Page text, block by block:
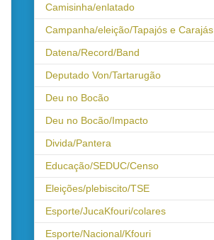
Camisinha/enlatado
Campanha/eleição/Tapajós e Carajás
Datena/Record/Band
Deputado Von/Tartarugão
Deu no Bocão
Deu no Bocão/Impacto
Divida/Pantera
Educação/SEDUC/Censo
Eleições/plebiscito/TSE
Esporte/JucaKfouri/colares
Esporte/Nacional/Kfouri